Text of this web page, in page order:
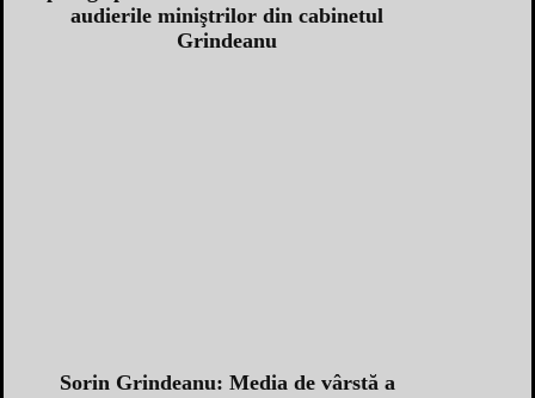
audierile miniştrilor din cabinetul
Grindeanu
Sorin Grindeanu: Media de vârstă a